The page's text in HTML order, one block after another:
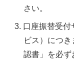
さい。
口座振替受付
ビス）につ
認書」を必ず